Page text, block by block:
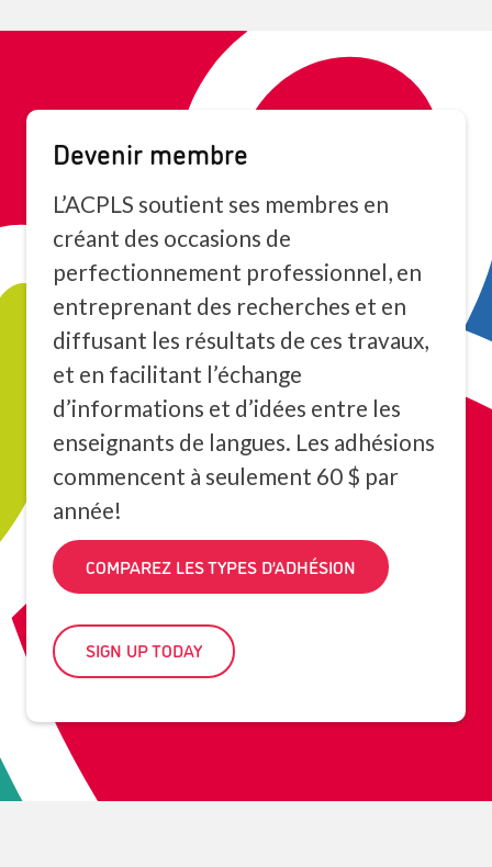
Devenir membre
L’ACPLS soutient ses membres en
créant des occasions de
perfectionnement professionnel, en
entreprenant des recherches et en
diffusant les résultats de ces travaux,
et en facilitant l’échange
d’informations et d’idées entre les
enseignants de langues. Les adhésions
commencent à seulement 60 $ par
année!
COMPAREZ LES TYPES D’ADHÉSION
SIGN UP TODAY